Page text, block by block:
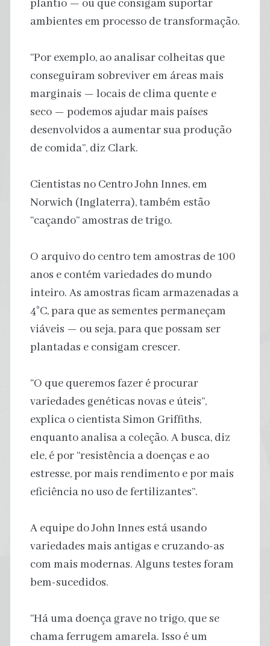
plantio — ou que consigam suportar
ambientes em processo de transformação.
“Por exemplo, ao analisar colheitas que
conseguiram sobreviver em áreas mais
marginais — locais de clima quente e
seco — podemos ajudar mais países
desenvolvidos a aumentar sua produção
de comida”, diz Clark.
Cientistas no Centro John Innes, em
Norwich (Inglaterra), também estão
“caçando” amostras de trigo.
O arquivo do centro tem amostras de 100
anos e contém variedades do mundo
inteiro. As amostras ficam armazenadas a
4°C, para que as sementes permaneçam
viáveis — ou seja, para que possam ser
plantadas e consigam crescer.
“O que queremos fazer é procurar
variedades genéticas novas e úteis”,
explica o cientista Simon Griffiths,
enquanto analisa a coleção. A busca, diz
ele, é por “resistência a doenças e ao
estresse, por mais rendimento e por mais
eficiência no uso de fertilizantes”.
A equipe do John Innes está usando
variedades mais antigas e cruzando-as
com mais modernas. Alguns testes foram
bem-sucedidos.
“Há uma doença grave no trigo, que se
chama ferrugem amarela. Isso é um